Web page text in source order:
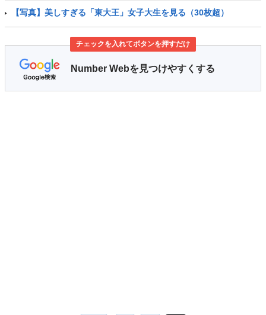
【写真】美しすぎる「東大王」女子大生を見る（30枚超）
チェックを入れてボタンを押すだけ
Number Webを見つけやすくする